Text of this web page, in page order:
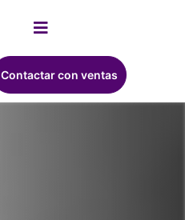
Contactar con ventas